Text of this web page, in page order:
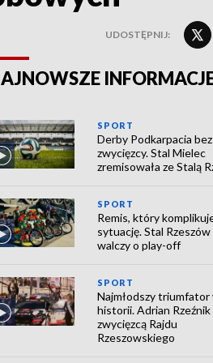
UDOSTĘPNIJ:
SPORT
Derby Podkarpacia bez
zwycięzcy. Stal Mielec
zremisowała ze Stalą
SPORT
Remis, który
sytuację. Stal Rzeszów
walczy o play-off
SPORT
Najmłodszy triumfator
historii. Adrian Rzeźnik
zwycięzcą Rajdu
Rzeszowskiego